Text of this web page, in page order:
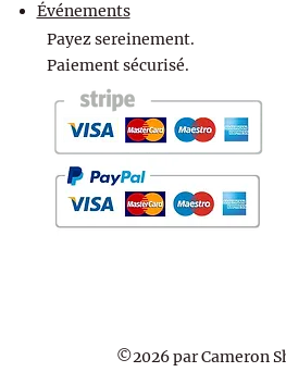
Événements
Payez sereinement.
Paiement sécurisé.
©2026 par Cameron